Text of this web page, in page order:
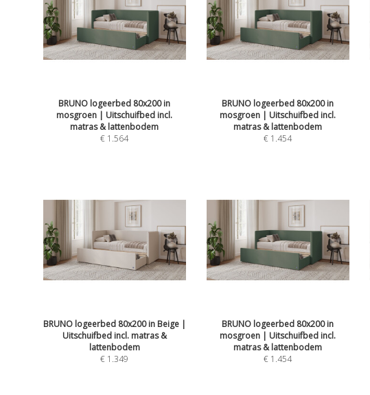
BRUNO logeerbed 80x200 in
mosgroen | Uitschuifbed incl.
matras & lattenbodem
€ 1.564
BRUNO logeerbed 80x200 in
mosgroen | Uitschuifbed incl.
matras & lattenbodem
€ 1.454
BRUNO logeerbed 80x200 in Beige |
Uitschuifbed incl. matras &
lattenbodem
€ 1.349
BRUNO logeerbed 80x200 in
mosgroen | Uitschuifbed incl.
matras & lattenbodem
€ 1.454